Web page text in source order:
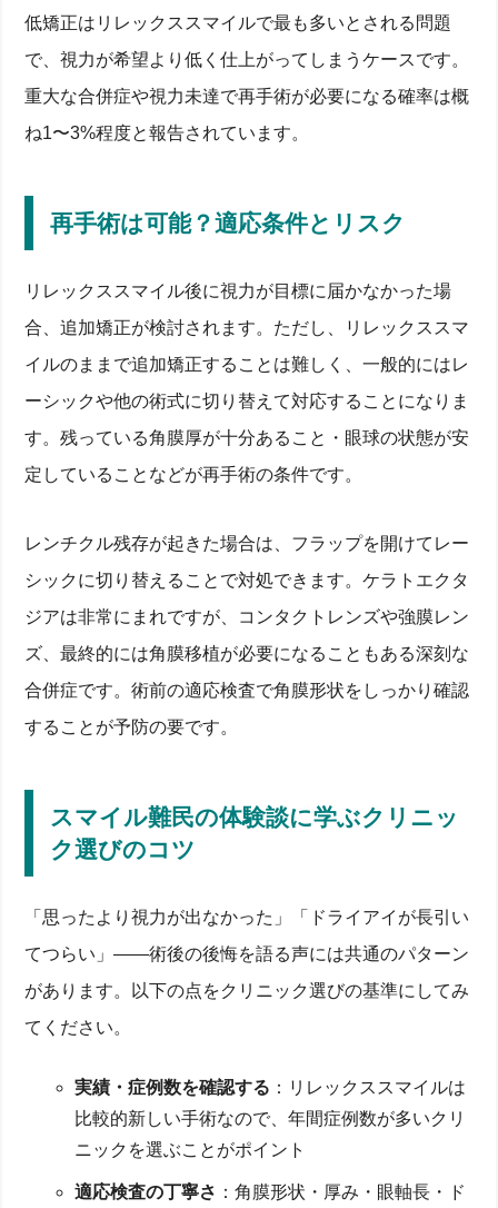
低矯正はリレックススマイルで最も多いとされる問題
で、視力が希望より低く仕上がってしまうケースです。
重大な合併症や視力未達で再手術が必要になる確率は概
ね1〜3%程度と報告されています。
再手術は可能？適応条件とリスク
リレックススマイル後に視力が目標に届かなかった場
合、追加矯正が検討されます。ただし、リレックススマ
イルのままで追加矯正することは難しく、一般的にはレ
ーシックや他の術式に切り替えて対応することになりま
す。残っている角膜厚が十分あること・眼球の状態が安
定していることなどが再手術の条件です。
レンチクル残存が起きた場合は、フラップを開けてレー
シックに切り替えることで対処できます。ケラトエクタ
ジアは非常にまれですが、コンタクトレンズや強膜レン
ズ、最終的には角膜移植が必要になることもある深刻な
合併症です。術前の適応検査で角膜形状をしっかり確認
することが予防の要です。
スマイル難民の体験談に学ぶクリニッ
ク選びのコツ
「思ったより視力が出なかった」「ドライアイが長引い
てつらい」——術後の後悔を語る声には共通のパターン
があります。以下の点をクリニック選びの基準にしてみ
てください。
実績・症例数を確認する ：リレックススマイルは
比較的新しい手術なので、年間症例数が多いクリ
ニックを選ぶことがポイント
適応検査の丁寧さ ：角膜形状・厚み・眼軸長・ド
リレックススマイルとは？近視戻りとドライアイの関
術後の視力回復プロセスとLASIKとの比較
レックスレーザーが角膜を切開しない理由
近視が戻る理由：角膜厚と屈折進行のメカニズム
進行する近視と角膜形状変化の関係
レーシック手術後との比較で見る神経再生スピード
夜間にじみ・ドライアイ症状の早期セルフチェック
スマイル難民にならないために：失敗と再手術の実態
再手術は可能？適応条件とリスク
ICL・LASIKとの徹底比較：あなたにベストな矯正法
は？
ICL vs リレックススマイル：視力安定性とドライア
イリスク
レーシック／LASIKとの費用・回復時間比較
将来の進行リスクと再矯正のしやすさ